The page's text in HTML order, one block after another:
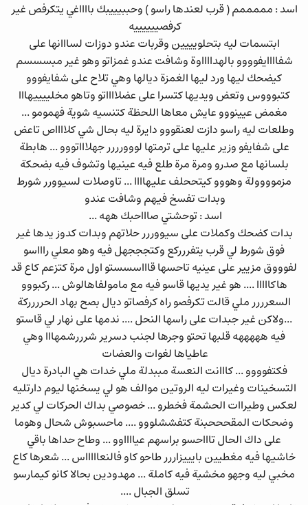
اسد : مممممم ( قرب لعندها راسو ) وحببيييبك بااااغي يتكرفص غير
كرفصييييييه
ابتسمات ليه بتحلويييين وقربات عندو دوزات لسااانها على
شفاااايفوووو بالهدااااوة وشافت عندو غمزاتو وهو غير مبسسسم
كيضحك ليها ورد ليها الغمزة ديالها وهي تلاح على شفايفووو
كتبوووس وتعض ويديها كتسرا على عضلااااتو وتاهو مخلييييهااا
مغمض عيينووو عايش معاها اللحظة كتنسيه شوية فهمومو ...
وطلعات ليه راسو دازت لعنقووو دايرة ليه بحال شي كلااااص تاعض
على شفايفو وزير عليها على ترمتها لووورررر جهلاااتووو ... هابطة
بلسانها مع صدرو ومرة مرة طلع فيه عينيها وتشوف فيه بضحكة
مزموووولة وهووو كيتححلف عليهاااا ... تاوصلات لسيوورر شورط
وبدات تفسخ فيهم وشافت عندو
اسد : توحشتي صاااحبك ههه ...
بدات كضحك وكملات على سيووررر حلاتهم وبدات كدوز يدها غير
فوق شورط لي قرب يتفررركع وكتجججهل فيه وهو معلي راااسو
لفوووق مزيير على عينيه تاحسها قاااسسستو اول مرة كتزعم كاع قد
هاكااااا .... هو غير يديها قاسو فيه مع مامولفاهالوش ... ركبووو
السعرررر ملي قالت تكرفصو راه كرفصاتو ديال بصح بهاد الحرررركة
...ولاكن غير جبدات على راسها النحل .... ندمها على نهار لي قاستو
فيه هههههه قلبها تحتو وجرها لجنب دسرير شرررشمهااا وهي
عاطياها لغوات والعضات
فكتفوووو ... كااانت النعسة مببدلة ملي خدات هي البادرة ديال
التسخينات وغيرات ليه الروتين موالف هو لي يسخنها ليوم دارتليه
لعكس وطيراات الحشمة فخطرو ... خصوصي بداك الحركات لي كدير
وضحكات المقحححبنة كتفششلووو .... ماحسبوش شحال وهوما
على داك الحال تاااحسو براسهم عيااااوو ... وطاح حداها باقي
خاشيها فيه مغطيين بايييزاررر طاحو كاو فالنعاااااس ... شعرها كاع
مخبي ليه وجهو مخشية فيه كاملة ... مهدودين بحالا كانو كيمارسو
تسلق الجبال ....